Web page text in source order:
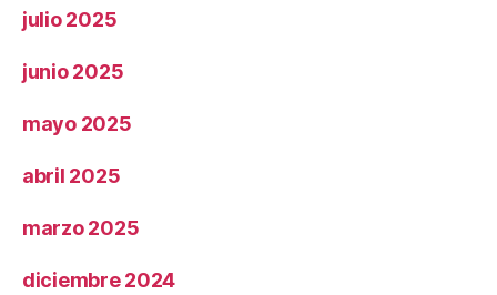
julio 2025
junio 2025
mayo 2025
abril 2025
marzo 2025
diciembre 2024